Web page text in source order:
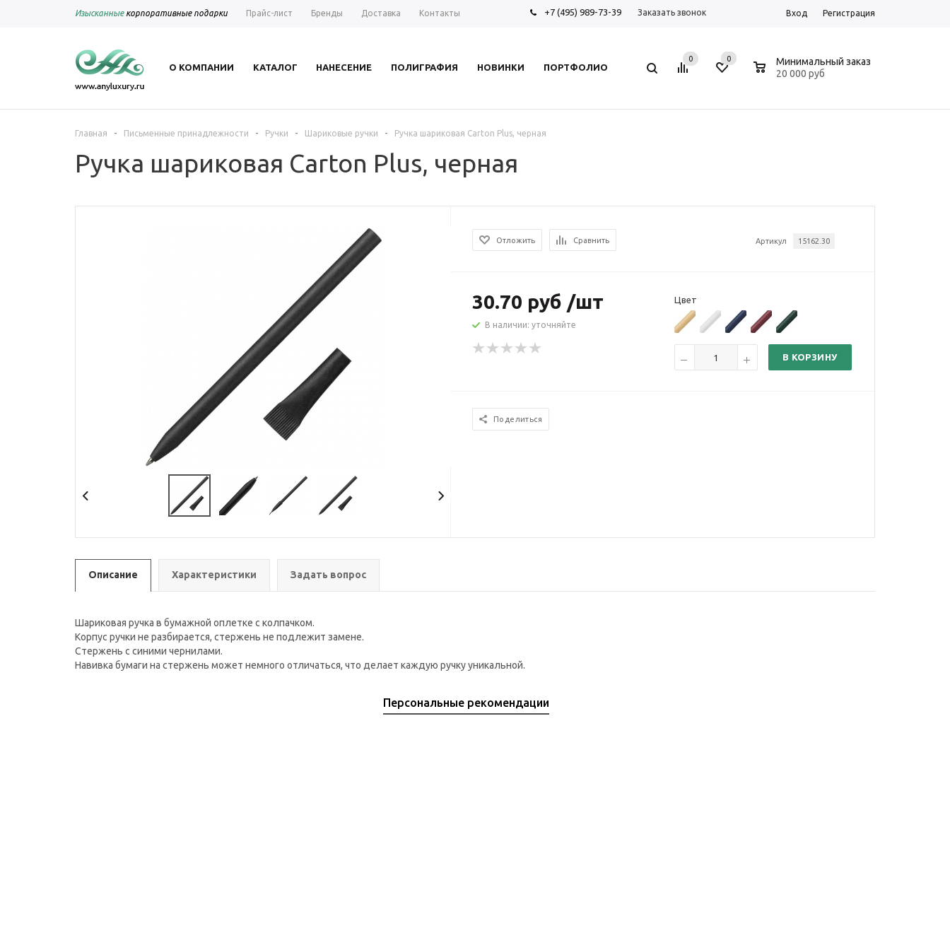
Изысканныекорпоративные подарки Прайс-лист Бренды Доставка Контакты +7 (495) 989-73-39 Заказать звонок Вход Регистрация
О КОМПАНИИ КАТАЛОГ НАНЕСЕНИЕ ПОЛИГРАФИЯ НОВИНКИ ПОРТФОЛИО
0 0
Минимальный заказ
20 000 руб
Главная - Письменные принадлежности - Ручки - Шариковые ручки - Ручка шариковая Carton Plus, черная
Ручка шариковая Carton Plus, черная
Артикул 15162.30
Отложить Сравнить
30.70 руб /шт
В наличии: уточняйте
Цвет
В КОРЗИНУ
Поделиться
Описание Характеристики Задать вопрос
Шариковая ручка в бумажной оплетке с колпачком.
Корпус ручки не разбирается, стержень не подлежит замене.
Стержень с синими чернилами.
Навивка бумаги на стержень может немного отличаться, что делает каждую ручку уникальной.
Персональные рекомендации